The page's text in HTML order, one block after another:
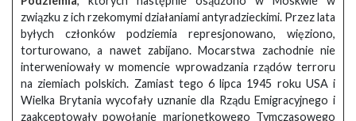
związku z ich rzekomymi działaniami antyradzieckimi. Przez lata
byłych członków podziemia represjonowano, więziono,
torturowano, a nawet zabijano. Mocarstwa zachodnie nie
interweniowały w momencie wprowadzania rządów terroru
na ziemiach polskich. Zamiast tego 6 lipca 1945 roku USA i
Wielka Brytania wycofały uznanie dla Rządu Emigracyjnego i
zaakceptowały powołanie marionetkowego Tymczasowego